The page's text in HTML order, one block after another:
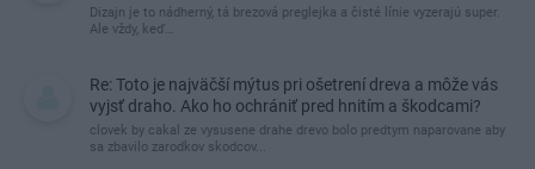
Dizajn je to nádherný, tá brezová preglejka a čisté línie vyzerajú super.
Ale vždy, keď…
Re: Toto je najväčší mýtus pri ošetrení dreva a môže vás
vyjsť draho. Ako ho ochrániť pred hnitím a škodcami?
clovek by cakal ze vysusene drahe drevo bolo predtym naparovane aby
sa zbavilo zarodkov skodcov...